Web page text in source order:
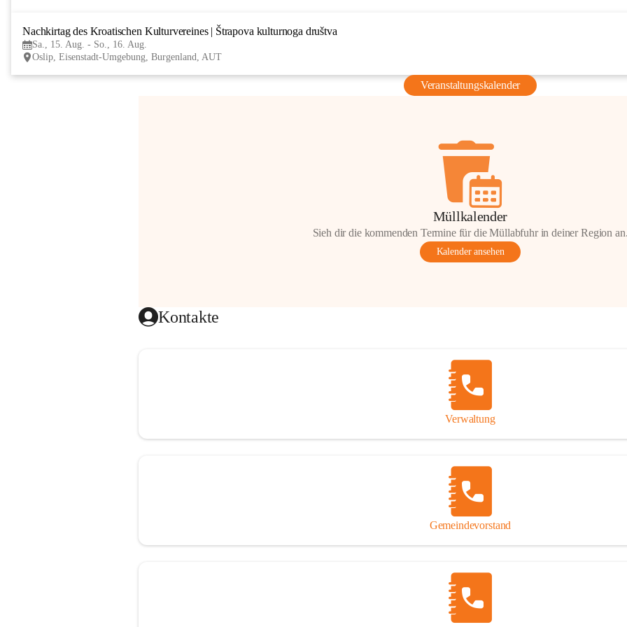
Nachkirtag des Kroatischen Kulturvereines | Štrapova kulturnoga društva
Sa., 15. Aug. - So., 16. Aug.
Oslip, Eisenstadt-Umgebung, Burgenland, AUT
Veranstaltungskalender
Müllkalender
Sieh dir die kommenden Termine für die Müllabfuhr in deiner Region an.
Kalender ansehen
Kontakte
Verwaltung
Gemeindevorstand